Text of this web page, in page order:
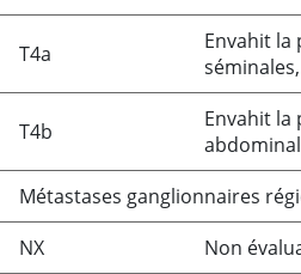
T4a
Envahit la
T4b
Envahit la
Métastases ganglionnaires
NX
Non